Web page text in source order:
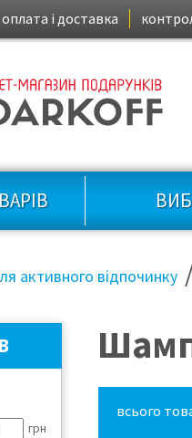
оплата і доставка
активного відпочинку
грн
всього